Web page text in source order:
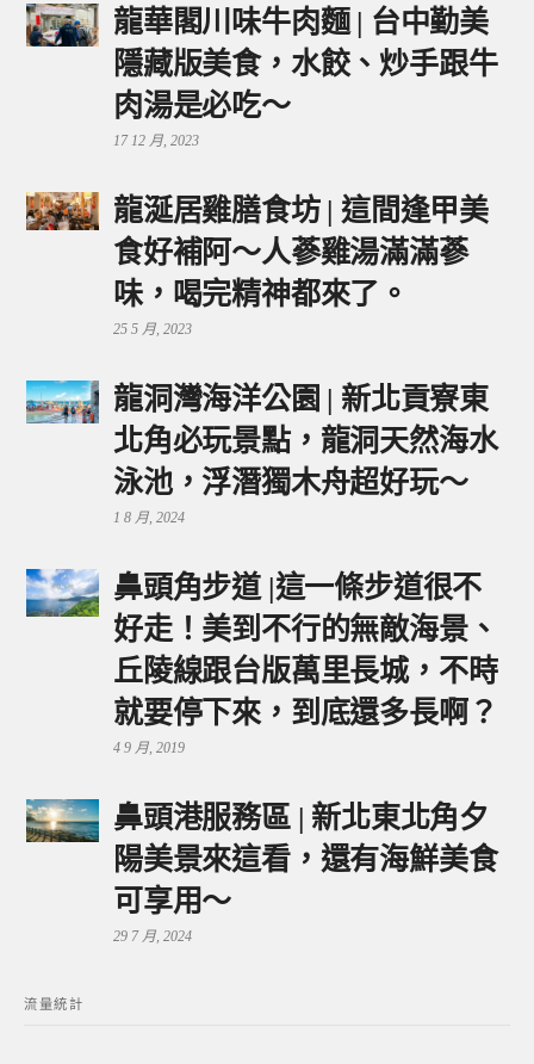
龍華閣川味牛肉麵 | 台中勤美
隱藏版美食，水餃、炒手跟牛
肉湯是必吃～
17 12 月, 2023
龍涎居雞膳食坊 | 這間逢甲美
食好補阿～人蔘雞湯滿滿蔘
味，喝完精神都來了。
25 5 月, 2023
龍洞灣海洋公園 | 新北貢寮東
北角必玩景點，龍洞天然海水
泳池，浮潛獨木舟超好玩～
1 8 月, 2024
鼻頭角步道 |這一條步道很不
好走！美到不行的無敵海景、
丘陵線跟台版萬里長城，不時
就要停下來，到底還多長啊？
4 9 月, 2019
鼻頭港服務區 | 新北東北角夕
陽美景來這看，還有海鮮美食
可享用～
29 7 月, 2024
流量統計